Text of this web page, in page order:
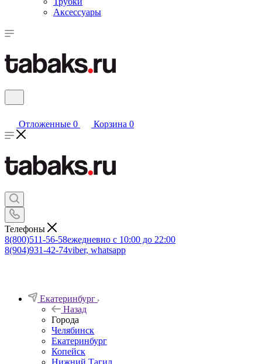
Аксессуары
Отложенные 0 Корзина 0
Телефоны
8(800)511-56-58ежедневно с 10:00 до 22:00
8(904)931-42-74viber, whatsapp
Екатеринбург
Назад
Города
Челябинск
Екатеринбург
Копейск
Нижний Тагил